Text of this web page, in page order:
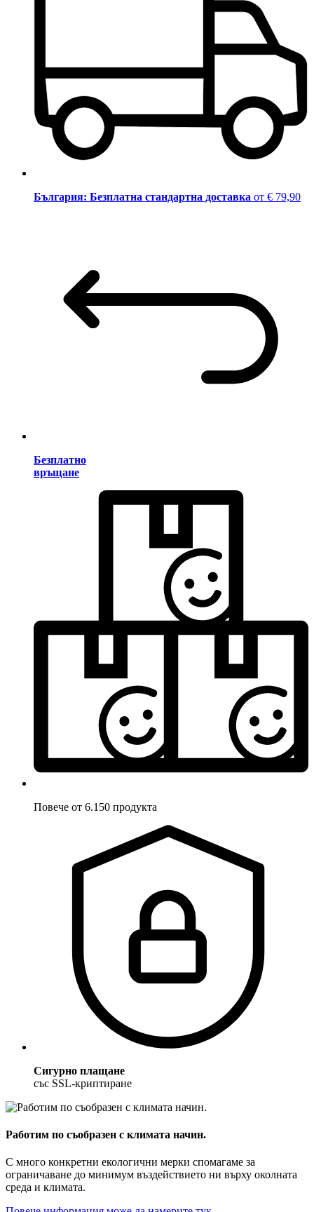
България: Безплатна стандартна доставка от € 79,90
Безплатно
връщане
Повече от 6.150 продукта
Сигурно плащане
със SSL-криптиране
Работим по съобразен с климата начин.
С много конкретни екологични мерки спомагаме за
ограничаване до минимум въздействието ни върху околната
среда и климата.